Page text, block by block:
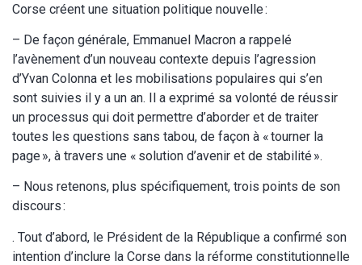
Corse créent une situation politique nouvelle :
– De façon générale, Emmanuel Macron a rappelé
l’avènement d’un nouveau contexte depuis l’agression
d’Yvan Colonna et les mobilisations populaires qui s’en
sont suivies il y a un an. Il a exprimé sa volonté de réussir
un processus qui doit permettre d’aborder et de traiter
toutes les questions sans tabou, de façon à « tourner la
page », à travers une « solution d’avenir et de stabilité ».
– Nous retenons, plus spécifiquement, trois points de son
discours :
. Tout d’abord, le Président de la République a confirmé son
intention d’inclure la Corse dans la réforme constitutionnelle